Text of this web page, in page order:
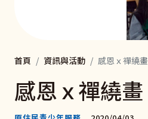
首頁 資訊與活動 感恩ｘ禪繞畫
感恩ｘ禪繞畫